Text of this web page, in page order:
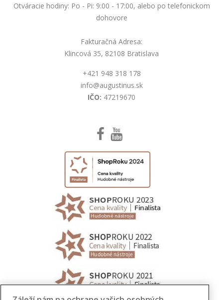
Otváracie hodiny: Po - Pi: 9:00 - 17:00, alebo po telefonickom
dohovore
Fakturačná Adresa:
Klincová 35, 82108 Bratislava
+421 948 318 178
info@augustinus.sk
IČO: 47219670